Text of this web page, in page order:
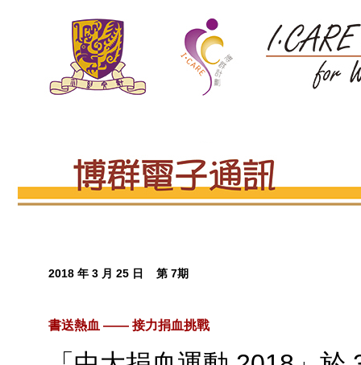
2018 年 3 月 25 日 第 7期
書送熱血 —— 接力捐血挑戰